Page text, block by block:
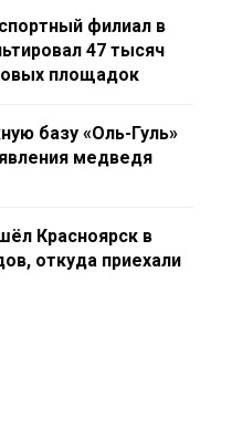
филиал в
47 тысяч
площадок
базу «Оль-Гуль»
медведя
Красноярск в
откуда приехали